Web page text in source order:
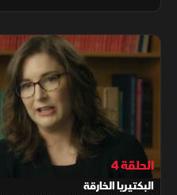
الحلقة 4
البكتيريا الخارقة